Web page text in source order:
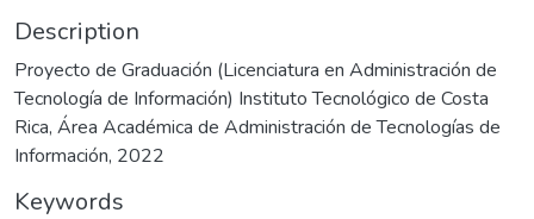
Description
Proyecto de Graduación (Licenciatura en Administración de
Tecnología de Información) Instituto Tecnológico de Costa
Rica, Área Académica de Administración de Tecnologías de
Información, 2022
Keywords